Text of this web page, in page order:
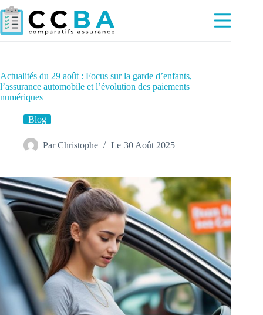
Passer
au
contenu
Actualités du 29 août : Focus sur la garde d’enfants,
l’assurance automobile et l’évolution des paiements
numériques
Blog
Par Christophe Le 30 Août 2025